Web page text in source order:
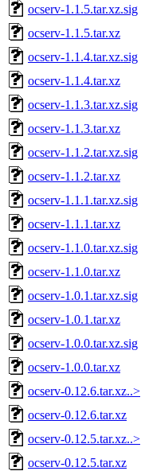
ocserv-1.1.5.tar.xz.sig
ocserv-1.1.5.tar.xz
ocserv-1.1.4.tar.xz.sig
ocserv-1.1.4.tar.xz
ocserv-1.1.3.tar.xz.sig
ocserv-1.1.3.tar.xz
ocserv-1.1.2.tar.xz.sig
ocserv-1.1.2.tar.xz
ocserv-1.1.1.tar.xz.sig
ocserv-1.1.1.tar.xz
ocserv-1.1.0.tar.xz.sig
ocserv-1.1.0.tar.xz
ocserv-1.0.1.tar.xz.sig
ocserv-1.0.1.tar.xz
ocserv-1.0.0.tar.xz.sig
ocserv-1.0.0.tar.xz
ocserv-0.12.6.tar.xz..>
ocserv-0.12.6.tar.xz
ocserv-0.12.5.tar.xz..>
ocserv-0.12.5.tar.xz